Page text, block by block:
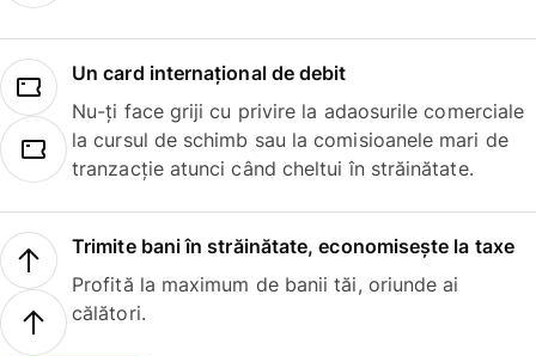
Un card internațional de debit
Nu-ți face griji cu privire la adaosurile comerciale
la cursul de schimb sau la comisioanele mari de
tranzacție atunci când cheltui în străinătate.
Trimite bani în străinătate, economisește la taxe
Profită la maximum de banii tăi, oriunde ai
călători.